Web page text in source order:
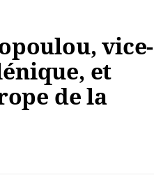
vice-
et
de la